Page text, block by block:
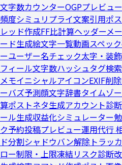
文字数カウンターOGPプレビュー
頻度シミュ リプライ文案引用ポ
レッド作成FF比計算ヘッダーメ
ード生成絵文字一覧動画スペッ
ーユーザー名チェック太字・装
フィール文字数ハッシュタグ検索
メモイニシャルアイコンEXIF削除
ーバズ予測顔文字辞書タイムゾ
算ポストネタ生成アカウント診断
ール生成収益化シミュレーター
ク予約投稿プレビュー運用代行
ド分割シャドウバン解除トラッ
ロー制限・上限凍結リスク診断